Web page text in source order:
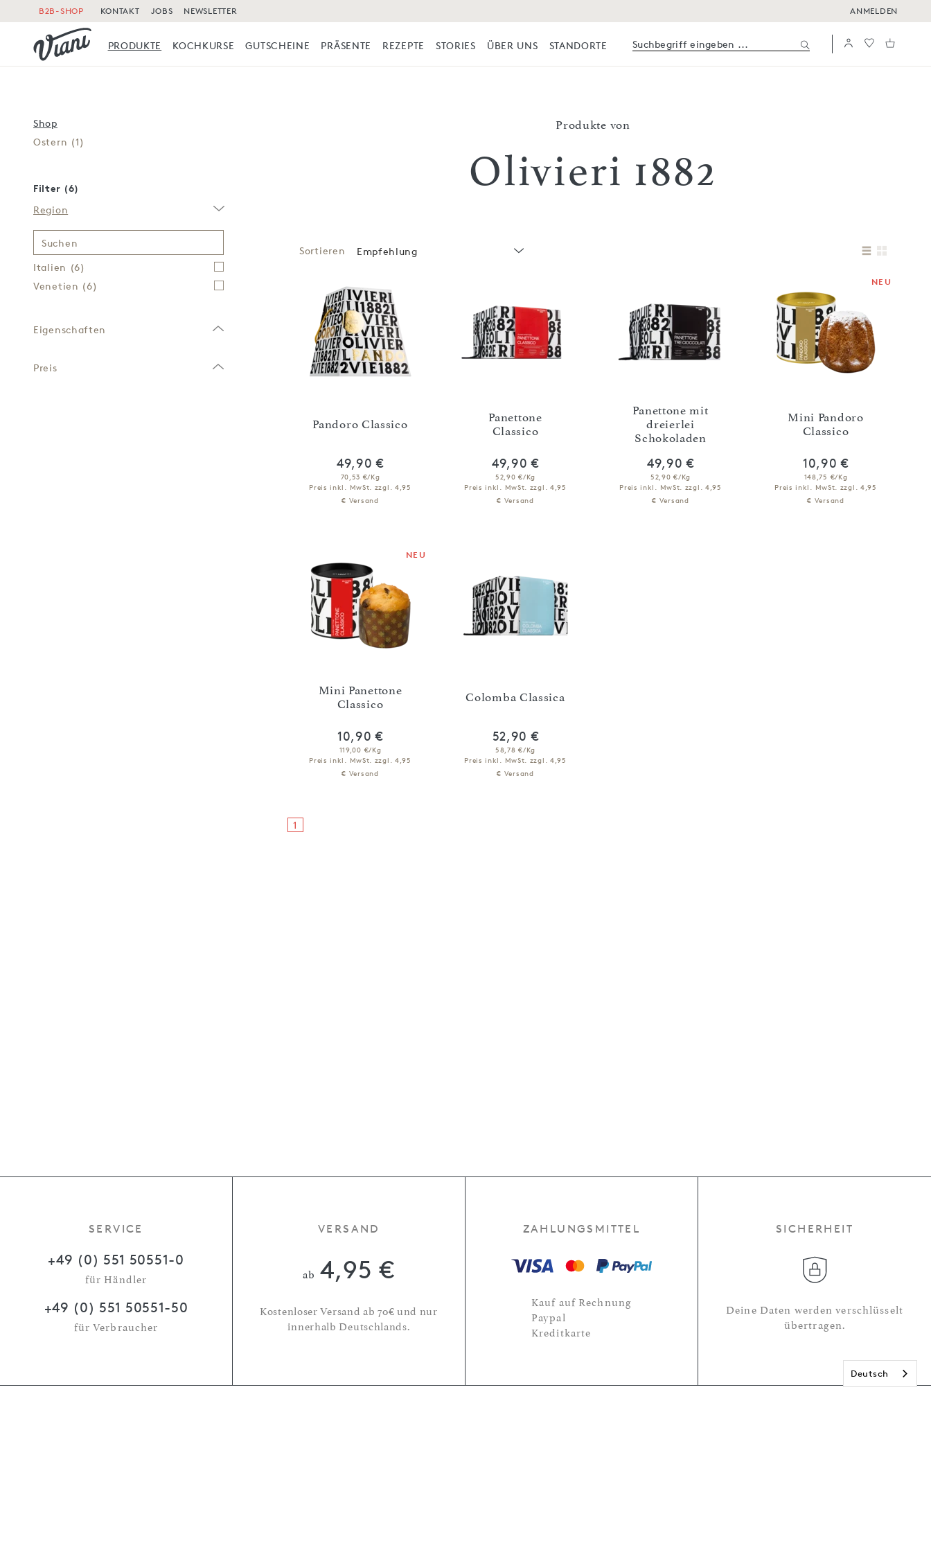
B2B-SHOP KONTAKT JOBS NEWSLETTER ANMELDEN
PRODUKTE KOCHKURSE GUTSCHEINE PRÄSENTE REZEPTE STORIES ÜBER UNS STANDORTE
Produkte von
Olivieri 1882
Sortieren Empfehlung
Pandoro Classico
49,90 €
70,53 €/Kg
Preis inkl. MwSt. zzgl. 4,95
€ Versand
Panettone
Classico
49,90 €
52,90 €/Kg
Preis inkl. MwSt. zzgl. 4,95
€ Versand
Panettone mit
dreierlei
Schokoladen
49,90 €
52,90 €/Kg
Preis inkl. MwSt. zzgl. 4,95
€ Versand
Mini Pandoro
Classico
10,90 €
148,75 €/Kg
Preis inkl. MwSt. zzgl. 4,95
€ Versand
NEU
Mini Panettone
Classico
10,90 €
119,00 €/Kg
Preis inkl. MwSt. zzgl. 4,95
€ Versand
NEU
Colomba Classica
52,90 €
58,78 €/Kg
Preis inkl. MwSt. zzgl. 4,95
€ Versand
1
Shop
Ostern (1)
Filter (6)
Region
Suchen
Italien (6)
Venetien (6)
Eigenschaften
Preis
SERVICE
+49 (0) 551 50551-0
für Händler
+49 (0) 551 50551-50
für Verbraucher
VERSAND
ab 4,95 €
Kostenloser Versand ab 70€ und nur
innerhalb Deutschlands.
ZAHLUNGSMITTEL
Kauf auf Rechnung
Paypal
Kreditkarte
SICHERHEIT
Deine Daten werden verschlüsselt
übertragen.
Deutsch